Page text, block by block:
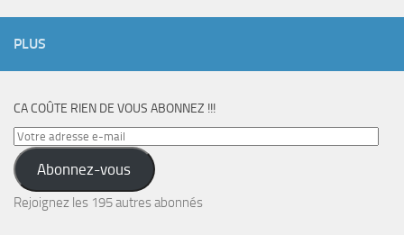
PLUS
CA COÛTE RIEN DE VOUS ABONNEZ !!!
Votre
adresse
e-
mail
Abonnez-vous
Rejoignez les 195 autres abonnés